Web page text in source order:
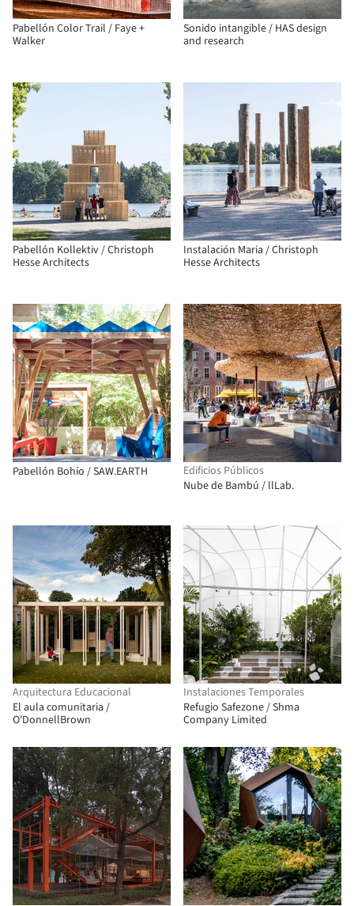
Pabellón Color Trail / Faye +
Walker
Sonido intangible / HAS design
and research
Pabellón Kollektiv / Christoph
Hesse Architects
Instalación Maria / Christoph
Hesse Architects
Pabellón Bohío / SAW.EARTH
Edificios Públicos
Nube de Bambú / llLab.
Arquitectura Educacional
El aula comunitaria /
O'DonnellBrown
Instalaciones Temporales
Refugio Safezone / Shma
Company Limited